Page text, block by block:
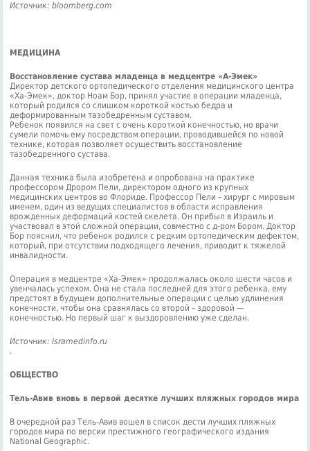
Источник: bloomberg.com
МЕДИЦИНА
Восстановление сустава младенца в медцентре «А-Эмек»
Директор детского ортопедического отделения медицинского центра
«Ха-Эмек», доктор Ноам Бор, принял участие в операции младенца,
который родился со слишком короткой костью бедра и
деформированным тазобедренным суставом.
Ребенок появился на свет с очень короткой конечностью, но врачи
сумели помочь ему посредством операции, проводившейся по новой
технике, которая позволяет осуществить восстановление
тазобедренного сустава.
Данная техника была изобретена и опробована на практике
профессором Дрором Пели, директором одного из крупных
медицинских центров во Флориде. Профессор Пели – хирург с мировым
именем, один из ведущих специалистов в области исправления
врожденных деформаций костей скелета. Он прибыл в Израиль и
участвовал в этой сложной операции, совместно с д-ром Бором. Доктор
Бор пояснил, что ребенок родился с редким ортопедическим дефектом,
который, при отсутствии подходящего лечения, приводит к тяжелой
инвалидности.
Операция в медцентре «Ха-Эмек» продолжалась около шести часов и
увенчалась успехом. Она не стала последней для этого ребенка, ему
предстоят в будущем дополнительные операции с целью удлинения
конечности, чтобы она сравнялась со второй – здоровой —
конечностью. Но первый шаг к выздоровлению уже сделан.
Источник: Isramedinfo.ru
.
ОБЩЕСТВО
Тель-Авив вновь в первой десятке лучших пляжных городов мира
В очередной раз Тель-Авив вошел в список дести лучших пляжных
городов мира по версии престижного географического издания
National Geographic.